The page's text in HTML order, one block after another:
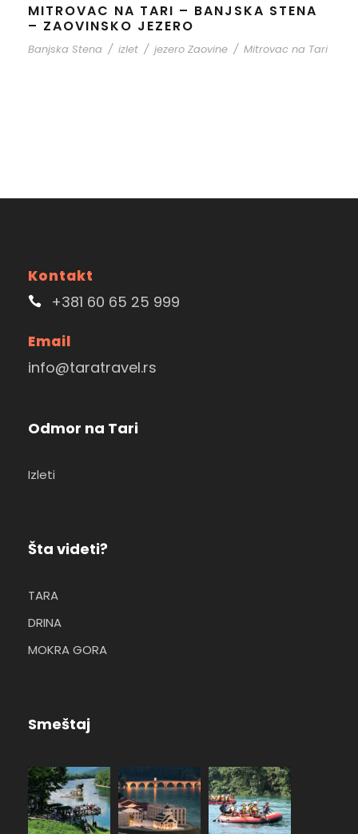
MITROVAC NA TARI – BANJSKA STENA
– ZAOVINSKO JEZERO
Banjska Stena / izlet / jezero Zaovine / Mitrovac na Tari
Kontakt
+381 60 65 25 999
Email
info@taratravel.rs
Odmor na Tari
Izleti
Šta videti?
TARA
DRINA
MOKRA GORA
Smeštaj